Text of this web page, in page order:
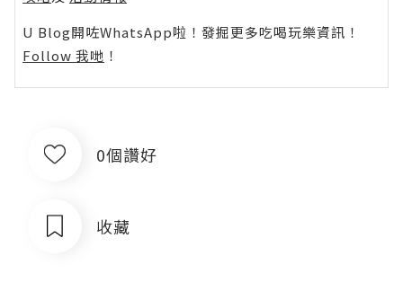
U Blog開咗WhatsApp啦！發掘更多吃喝玩樂資訊！
Follow 我哋 ！
0個讚好
收藏